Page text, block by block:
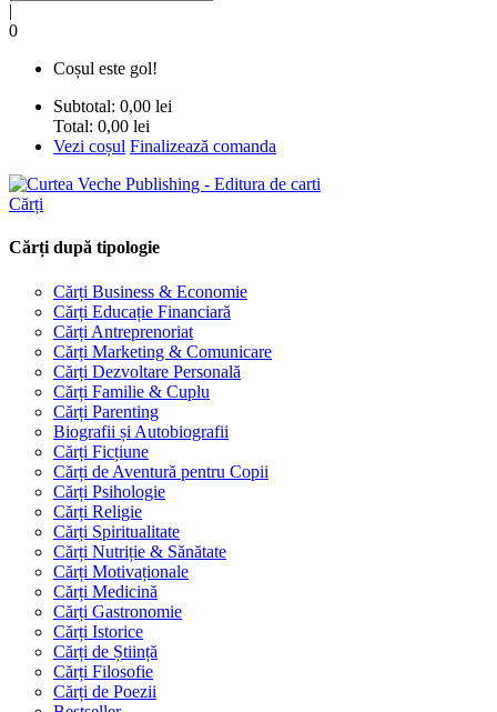
|
0
Coșul este gol!
Subtotal: 0,00 lei
Total: 0,00 lei
Vezi coșul Finalizează comanda
Cărți
Cărți după tipologie
Cărți Business & Economie
Cărți Educație Financiară
Cărți Antreprenoriat
Cărți Marketing & Comunicare
Cărți Dezvoltare Personală
Cărți Familie & Cuplu
Cărți Parenting
Biografii și Autobiografii
Cărți Ficțiune
Cărți de Aventură pentru Copii
Cărți Psihologie
Cărți Religie
Cărți Spiritualitate
Cărți Nutriție & Sănătate
Cărți Motivaționale
Cărți Medicină
Cărți Gastronomie
Cărți Istorice
Cărți de Știință
Cărți Filosofie
Cărți de Poezii